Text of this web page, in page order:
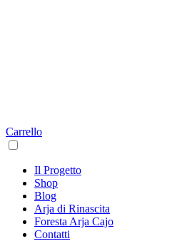
Carrello
Il Progetto
Shop
Blog
Arja di Rinascita
Foresta Arja Cajo
Contatti